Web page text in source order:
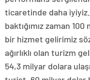
ticaretinde daha
baktığımız zaman
bir hizmet gelirimiz
ağırlıklı olan turizm
54,3 milyar dolara